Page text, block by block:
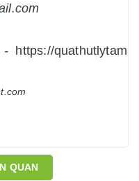
- https://
QUAN